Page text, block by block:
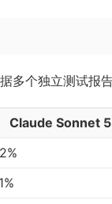
多个独立测试报告
Claude Sonnet 5